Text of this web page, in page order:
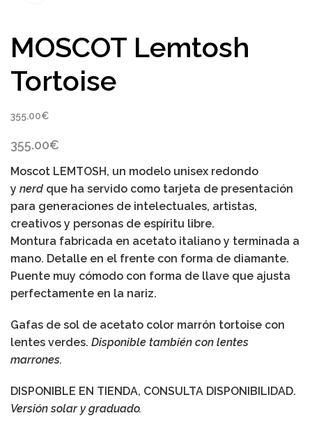
MOSCOT Lemtosh
Tortoise
355.00€
355.00€
Moscot LEMTOSH, un modelo unisex redondo
y nerd que ha servido como tarjeta de presentación
para generaciones de intelectuales, artistas,
creativos y personas de espíritu libre.
Montura fabricada en acetato italiano y terminada a
mano. Detalle en el frente con forma de diamante.
Puente muy cómodo con forma de llave que ajusta
perfectamente en la nariz.
Gafas de sol de acetato color marrón tortoise con
lentes verdes. Disponible también con lentes
marrones.
DISPONIBLE EN TIENDA, CONSULTA DISPONIBILIDAD.
Versión solar y graduado.